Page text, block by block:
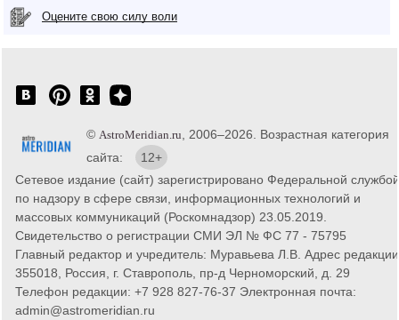
Оцените свою силу воли
© AstroMeridian.ru , 2006–2026. Возрастная категория
сайта:
12+
Сетевое издание (сайт) зарегистрировано Федеральной службой
по надзору в сфере связи, информационных технологий и
массовых коммуникаций (Роскомнадзор) 23.05.2019.
Свидетельство о регистрации СМИ ЭЛ № ФС 77 - 75795
Главный редактор и учредитель: Муравьева Л.В. Адрес
355018, Россия, г. Ставрополь, пр-д Черноморский, д. 29
Телефон редакции: +7 928 827-76-37 Электронная почта:
admin@astromeridian.ru